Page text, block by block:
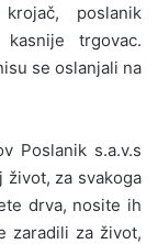
poslanik
trgovac.
se oslanjali na
Poslanik s.a.v.s
život, za svakoga
drva, nosite ih
zaradili za život,